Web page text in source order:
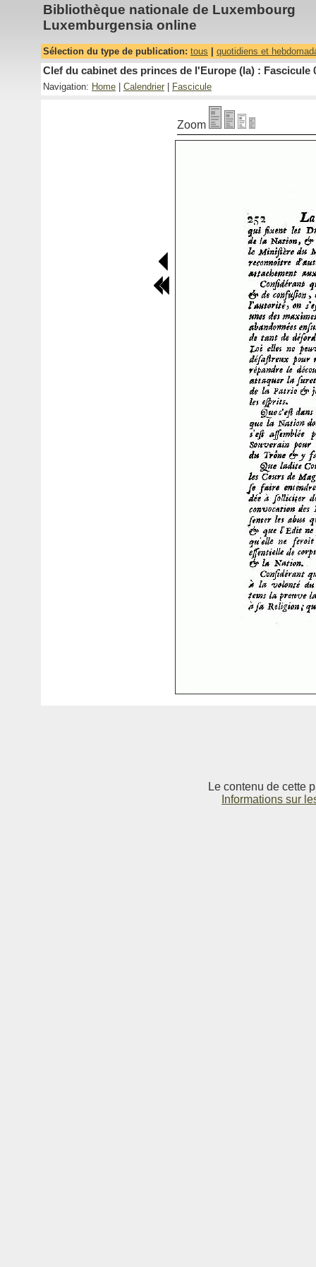
Bibliothèque nationale de Luxembourg
Luxemburgensia online
Sélection du type de publication: tous quotidiens et
Clef du cabinet des princes de l'Europe (la) : Fascicule
Navigation: Home Calendrier Fascicule
Zoom
Le contenu de cette
Informations sur